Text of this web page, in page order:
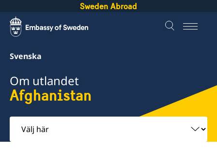
Sweden Abroad
Svenska
Om utlandet
Afghanistan
Välj
här